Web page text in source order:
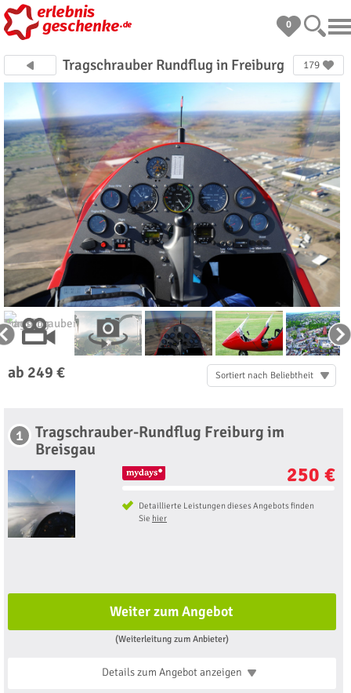
0
Tragschrauber Rundflug in Freiburg 179
ab 249 € Sortiert nach Beliebtheit
1
Tragschrauber-Rundflug Freiburg im
Breisgau
250 €
Detaillierte Leistungen dieses Angebots finden
Sie hier
Weiter zum Angebot
(Weiterleitung zum Anbieter)
Details zum Angebotanzeigen